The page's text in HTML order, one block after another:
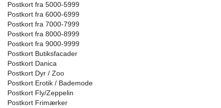
Postkort fra 5000-5999
Postkort fra 6000-6999
Postkort fra 7000-7999
Postkort fra 8000-8999
Postkort fra 9000-9999
Postkort Butiksfacader
Postkort Danica
Postkort Dyr / Zoo
Postkort Erotik / Bademode
Postkort Fly/Zeppelin
Postkort Frimærker